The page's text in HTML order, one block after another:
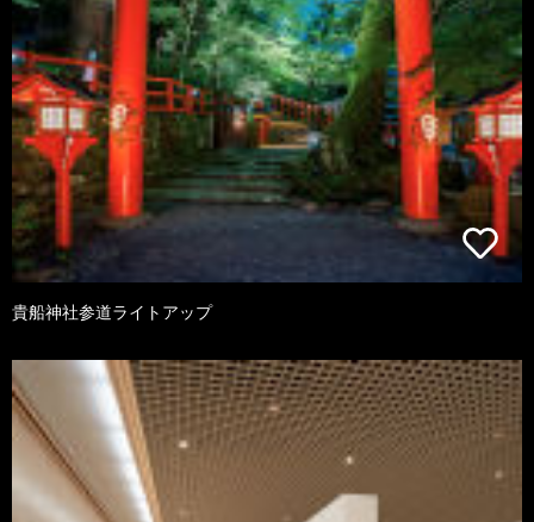
貴船神社参道ライトアップ